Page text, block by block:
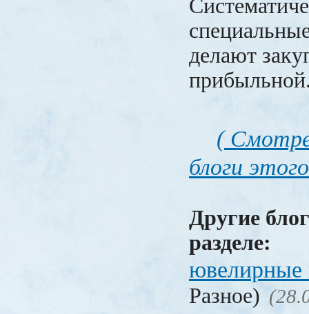
делают
(
блоги
Другие
разделе:
ювелирные
Разное)